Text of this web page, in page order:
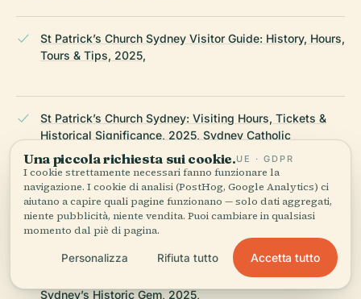
St Patrick’s Church Sydney Visitor Guide: History, Hours,
Tours & Tips, 2025,
St Patrick’s Church Sydney: Visiting Hours, Tickets &
Historical Significance, 2025, Sydney Catholic
Archdiocese,
NSW State Heritage Register, 2025,
Visiting St Patrick’s Church Hill: Hours, Tours, and
Sydney’s Historic Gem, 2025,
Una piccola richiesta sui cookie.UE · GDPR
I cookie strettamente necessari fanno funzionare la
navigazione. I cookie di analisi (PostHog, Google Analytics) ci
aiutano a capire quali pagine funzionano — solo dati aggregati,
niente pubblicità, niente vendita. Puoi cambiare in qualsiasi
momento dal piè di pagina.
Personalizza Rifiuta tutto Accetta tutto